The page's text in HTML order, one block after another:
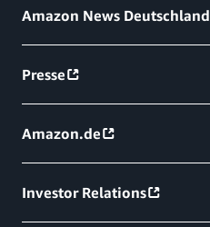
Amazon News Deutschland
Presse
Amazon.de
Investor Relations